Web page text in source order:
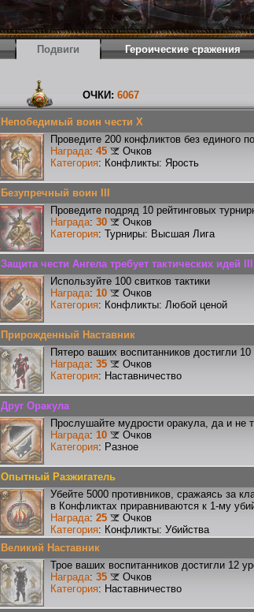
Подвиги
Героические сражения
ОЧКИ: 6067
Непобедимый воин чести X
Проведите 200 конфликтов без единого
Награда: 45
Очков
Категория: Конфликты: Ярость
Безупречный воин III
Проведите подряд 10 рейтинговых
Награда: 30
Очков
Категория: Турниры: Высшая Лига
Защита чести Ангела требует тактических идей III
Используйте 100 свитков тактики
Награда: 10
Очков
Категория: Конфликты: Любой ценой
Прирожденный Наставник
Пятеро ваших воспитанников достигли 10
Награда: 35
Очков
Категория: Наставничество
Друг Оракула
Прослушайте мудрости оракула, да и не
Награда: 10
Очков
Категория: Разное
Опытный Разжигатель
Убейте 5000 противников, сражаясь за
в Конфликтах приравниваются к 1-му
Награда: 25
Очков
Категория: Конфликты: Убийства
Великий Наставник
Трое ваших воспитанников достигли 12
Награда: 35
Очков
Категория: Наставничество